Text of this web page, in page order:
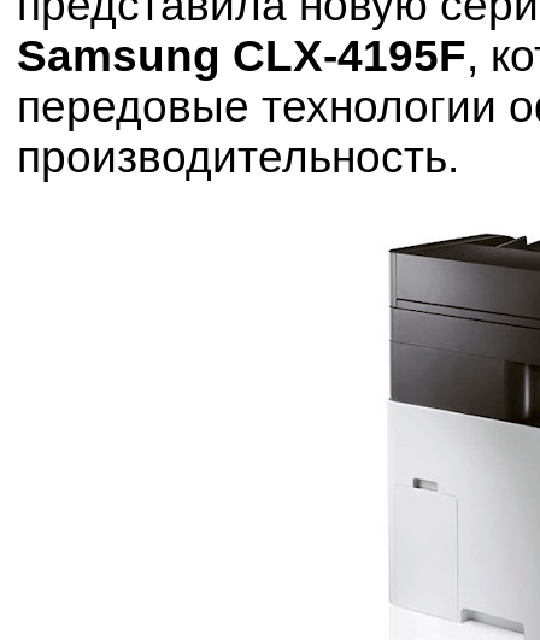
Samsung CLX-4195F,
передовые технологии
производительность.